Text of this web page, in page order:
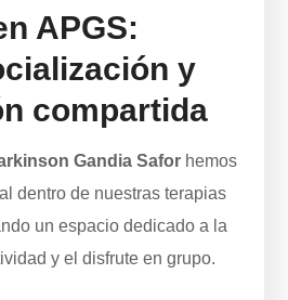
APGS:
y
compartida
Gandia Safor hemos
dentro de nuestras terapias
un espacio dedicado a la
y el disfrute en grupo.